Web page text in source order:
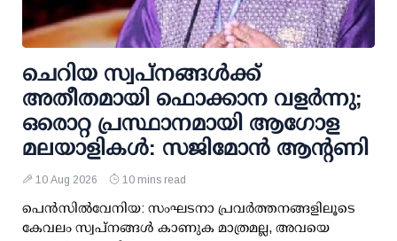
ചെറിയ സ്വപ്നങ്ങൾക്ക്
അതീതമായി ഫൊക്കാന വളർന്നു;
ഒരൊറ്റ പ്രസ്ഥാനമായി ആഗോള
മലയാളികൾ: സജിമോൻ ആന്റണി
10 Aug 2026 10 mins read
പെൻസിൽവേനിയ: സംഘടനാ പ്രവർത്തനങ്ങളിലൂടെ
കേവലം സ്വപ്നങ്ങൾ കാണുക മാത്രമല്ല, അവയെ